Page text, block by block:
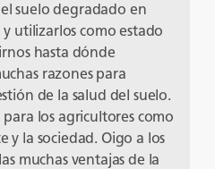
suelo degradado en
utilizarlos como estado
hasta dónde
razones para
de la salud del suelo.
los agricultores como
y la sociedad. Oigo a los
muchas ventajas de la